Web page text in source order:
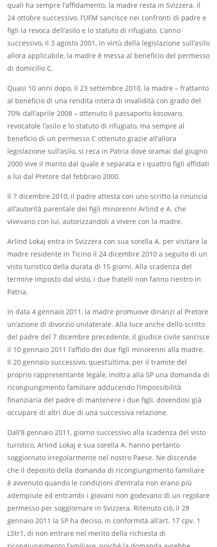
quali ha sempre l’affidamento; la madre resta in Svizzera. Il
24 ottobre successivo, l’UFM sancisce nei confronti di padre e
figli la revoca dell’asilo e lo statuto di rifugiato. L’anno
successivo, il 3 agosto 2001, in virtù della legislazione sull’asilo
allora applicabile, la madre è messa al beneficio del permesso
di domicilio C.
Quasi 10 anni dopo, il 23 settembre 2010, la madre – frattanto
al beneficio di una rendita intera di invalidità con grado del
70% dall’aprile 2008 – ottenuto il passaporto kosovaro,
revocatole l’asilo e lo statuto di rifugiato, ma sempre al
beneficio di un permesso C ottenuto grazie all’allora
legislazione sull’asilo, si reca in Patria dove oramai dal giugno
2000 vive il marito dal quale è separata e i quattro figli affidati
a lui dal Pretore dal febbraio 2000.
Il 7 dicembre 2010, il padre attesta con uno scritto la rinuncia
all’autorità parentale dei figli minorenni Arlind e A. che
vivevano con lui, autorizzandoli a vivere con la madre.
Arlind Lokaj entra in Svizzera con sua sorella A. per visitare la
madre residente in Ticino il 24 dicembre 2010 a seguito di un
visto turistico della durata di 15 giorni. Alla scadenza del
termine imposto dal visto, i due fratelli non fanno rientro in
Patria.
In data 4 gennaio 2011, la madre promuove dinanzi al Pretore
un’azione di divorzio unilaterale. Alla luce anche dello scritto
del padre del 7 dicembre precedente, il giudice civile sancisce
il 10 gennaio 2011 l’affido dei due figli minorenni alla madre.
Il 20 gennaio successivo, quest’ultima, per il tramite del
proprio rappresentante legale, inoltra alla SP una domanda di
ricongiungimento familiare adducendo l’impossibilità
finanziaria del padre di mantenere i due figli, dovendosi già
occupare di altri due di una successiva relazione.
Dall’8 gennaio 2011, giorno successivo alla scadenza del visto
turistico, Arlind Lokaj e sua sorella A. hanno pertanto
soggiornato irregolarmente nel nostro Paese. Ne discende
che il deposito della domanda di ricongiungimento familiare
è avvenuto quando le condizioni d’entrata non erano più
adempiute ed entrambi i giovani non godevano di un regolare
permesso per soggiornare in Svizzera. Ritenuto ciò, il 28
gennaio 2011 la SP ha deciso, in conformità all’art. 17 cpv. 1
LStr1, di non entrare nel merito della richiesta di